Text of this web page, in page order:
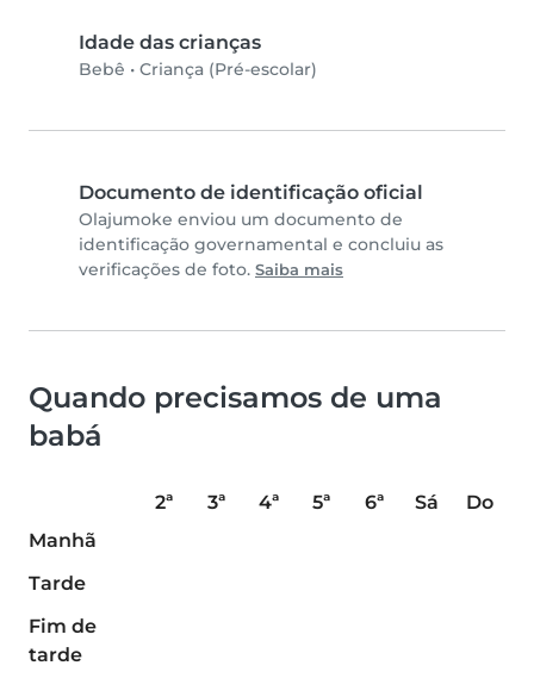
Idade das crianças
Bebê • Criança (Pré-escolar)
Documento de identificação oficial
Olajumoke enviou um documento de
identificação governamental e concluiu as
verificações de foto. Saiba mais
Quando precisamos de uma
babá
2ª 3ª 4ª 5ª 6ª Sá
Do
Manhã
Tarde
Fim de
tarde